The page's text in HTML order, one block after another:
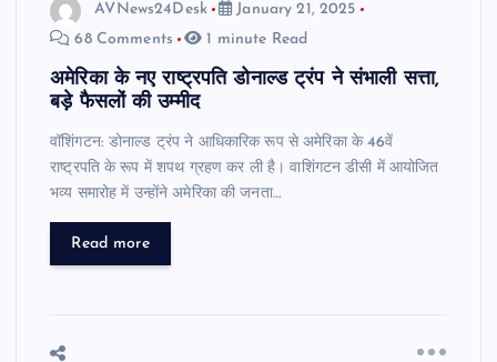
AVNews24Desk
January 21, 2025
68 Comments
1 minute Read
अमेरिका के नए राष्ट्रपति डोनाल्ड ट्रंप ने संभाली सत्ता,
बड़े फैसलों की उम्मीद
वॉशिंगटन: डोनाल्ड ट्रंप ने आधिकारिक रूप से अमेरिका के 46वें
राष्ट्रपति के रूप में शपथ ग्रहण कर ली है। वाशिंगटन डीसी में आयोजित
भव्य समारोह में उन्होंने अमेरिका की जनता…
Read more